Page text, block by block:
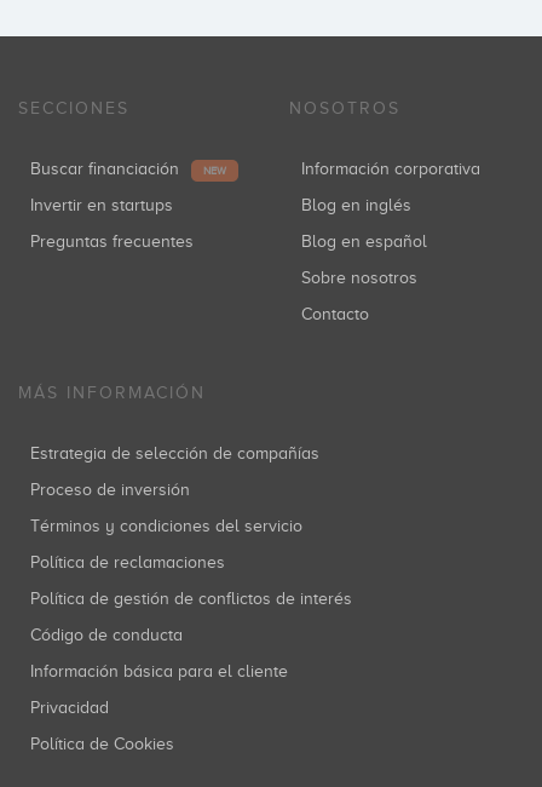
SECCIONES
Buscar financiación NEW
Invertir en startups
Preguntas frecuentes
NOSOTROS
Información corporativa
Blog en inglés
Blog en español
Sobre nosotros
Contacto
MÁS INFORMACIÓN
Estrategia de selección de compañías
Proceso de inversión
Términos y condiciones del servicio
Política de reclamaciones
Política de gestión de conflictos de interés
Código de conducta
Información básica para el cliente
Privacidad
Política de Cookies